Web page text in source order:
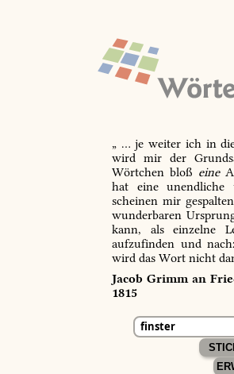
„ … je weiter ich in
wird mir der
Wörtchen bloß eine
hat eine unendliche
scheinen mir
wunderbaren
kann, als einzelne
aufzufinden und
wird das Wort nicht
Jacob Grimm an
1815